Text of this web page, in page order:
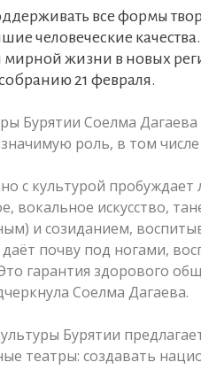
все формы
человеческие
мирной жизни в новых
21 февраля.
Бурятии Соелма
роль, в том
с культурой
вокальное искусство,
и созиданием,
даёт почву под ногами,
гарантия здорового
Соелма Дагаева.
Бурятии
театры: создавать